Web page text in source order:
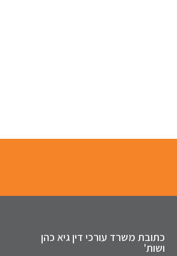
כתובת משרד עורכי דין גיא כהן
ושות'